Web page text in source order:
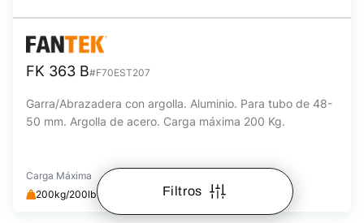
Filtros
FK 363 B#F70EST207
Garra/Abrazadera con argolla. Aluminio. Para tubo de 48-
50 mm. Argolla de acero. Carga máxima 200 Kg.
Carga Máxima
200kg/200lb